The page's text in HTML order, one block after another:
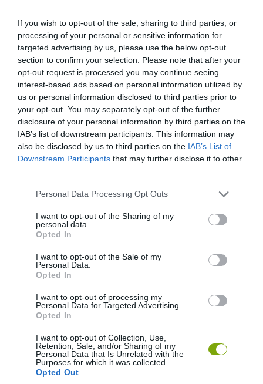
If you wish to opt-out of the sale, sharing to third parties, or
processing of your personal or sensitive information for
targeted advertising by us, please use the below opt-out
section to confirm your selection. Please note that after your
opt-out request is processed you may continue seeing
interest-based ads based on personal information utilized by
us or personal information disclosed to third parties prior to
your opt-out. You may separately opt-out of the further
disclosure of your personal information by third parties on the
IAB’s list of downstream participants. This information may
also be disclosed by us to third parties on the IAB’s List of
Downstream Participants that may further disclose it to other
Please note that this website/app uses one or more Google
not limited to your visit or usage behaviour. You may click to
grant or deny consent to Google and its third-party tags to
use your data for below specified purposes in below Google
consent section.
Personal Data Processing Opt Outs
I want to opt-out of the Sharing of my
personal data.
Opted In
I want to opt-out of the Sale of my
Personal Data.
Opted In
I want to opt-out of processing my
Personal Data for Targeted Advertising.
Opted In
I want to opt-out of Collection, Use,
Retention, Sale, and/or Sharing of my
Personal Data that Is Unrelated with the
Purposes for which it was collected.
Opted Out
Fotó: houzz
A fikusz egyike a legnépszerűbb szobanövényeknek, több faját is
kedvelik, pl. a szobafikuszt vagy a csüngőágú fikuszt.
Nedvességgel telíti a levegőt, oxigénnel dúsítja, semlegesíti a
méreganyagokat és egyéb szennyeződéseket, rengeteg levelével
egy csomó port megköt. Nem szereti a közvetlen napfényt, és sok
helyet igényel a növekedéshez.